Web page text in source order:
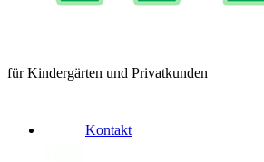
für Kindergärten und Privatkunden
Kontakt